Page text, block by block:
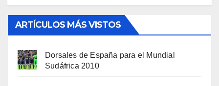
ARTÍCULOS MÁS VISTOS
Dorsales de España para el Mundial
Sudáfrica 2010